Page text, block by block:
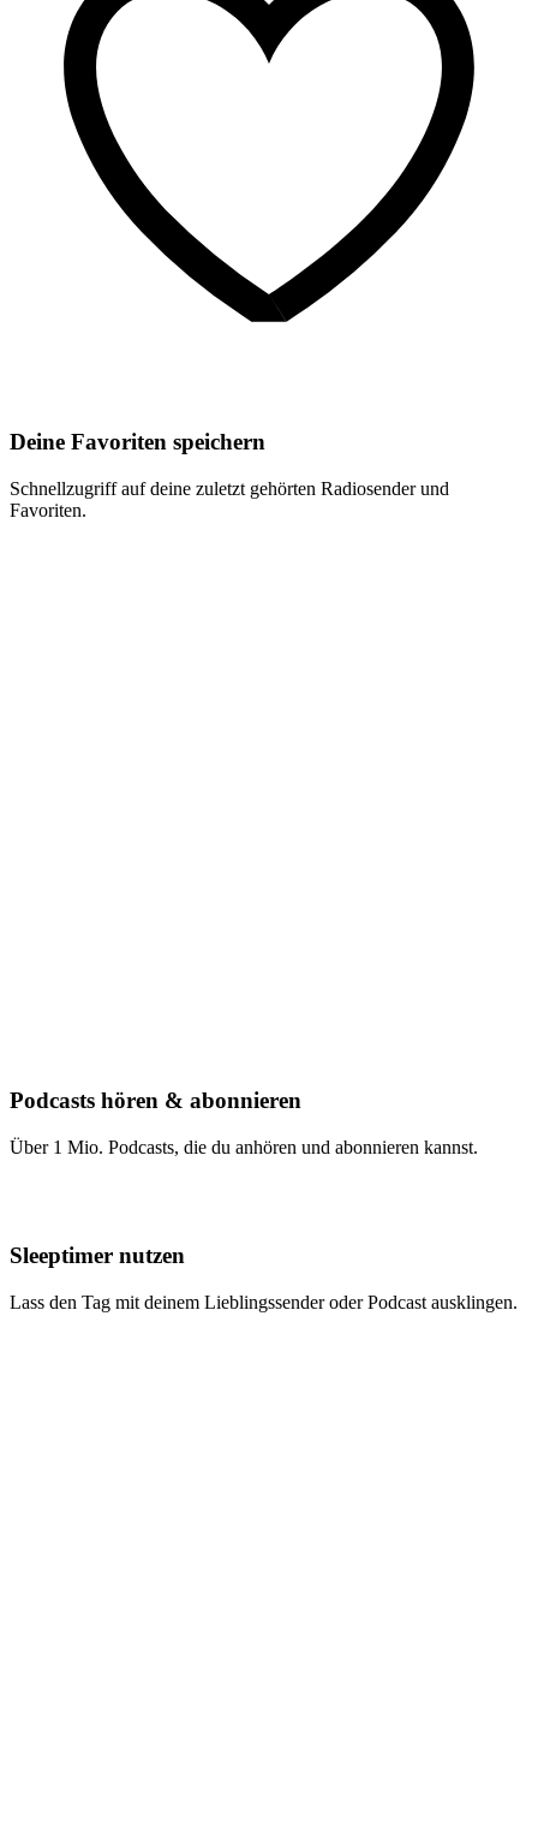
Deine Favoriten speichern
Schnellzugriff auf deine zuletzt gehörten Radiosender und
Favoriten.
Podcasts hören & abonnieren
Über 1 Mio. Podcasts, die du anhören und abonnieren kannst.
Sleeptimer nutzen
Lass den Tag mit deinem Lieblingssender oder Podcast ausklingen.